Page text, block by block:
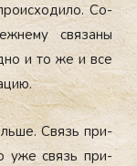
Со­
свя­заны
и то же и все
Связь при­
уже связь при­